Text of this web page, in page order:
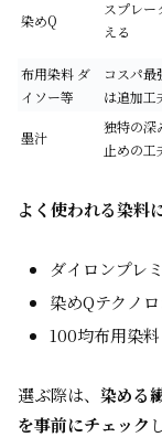
染めQ
スプレー
える
布用染料 ダ
イソー等
コスパ最
は追加工
墨汁
独特の深
止めの工
よく使われる染料
ダイロンプレ
染めQテクノ
100均布用染
選ぶ際は、 染める
を事前にチェック